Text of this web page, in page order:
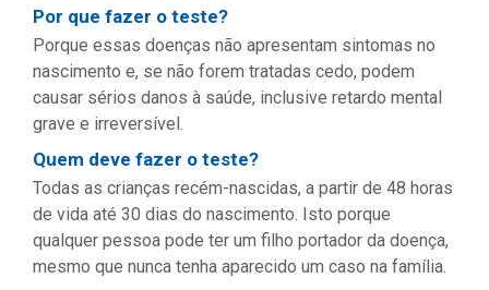
Por que fazer o teste?
Porque essas doenças não apresentam sintomas no
nascimento e, se não forem tratadas cedo, podem
causar sérios danos à saúde, inclusive retardo mental
grave e irreversível.
Quem deve fazer o teste?
Todas as crianças recém-nascidas, a partir de 48 horas
de vida até 30 dias do nascimento. Isto porque
qualquer pessoa pode ter um filho portador da doença,
mesmo que nunca tenha aparecido um caso na família.